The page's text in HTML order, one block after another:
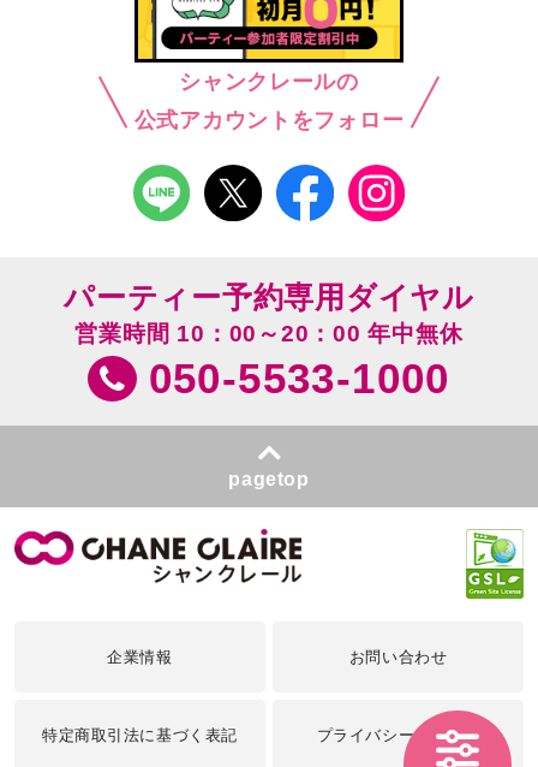
シャンクレールの
公式アカウントをフォロー
パーティー予約専用ダイヤル
営業時間 10：00～20：00 年中無休
050-5533-1000
pagetop
企業情報 お問い合わせ
特定商取引法に基づく表記 プライバシーポリシー